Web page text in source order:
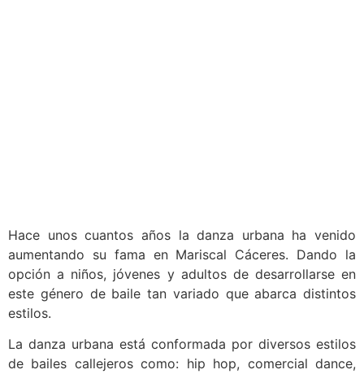
Hace unos cuantos años la danza urbana ha venido
aumentando su fama en Mariscal Cáceres. Dando la
opción a niños, jóvenes y adultos de desarrollarse en
este género de baile tan variado que abarca distintos
estilos.
La danza urbana está conformada por diversos estilos
de bailes callejeros como: hip hop, comercial dance,